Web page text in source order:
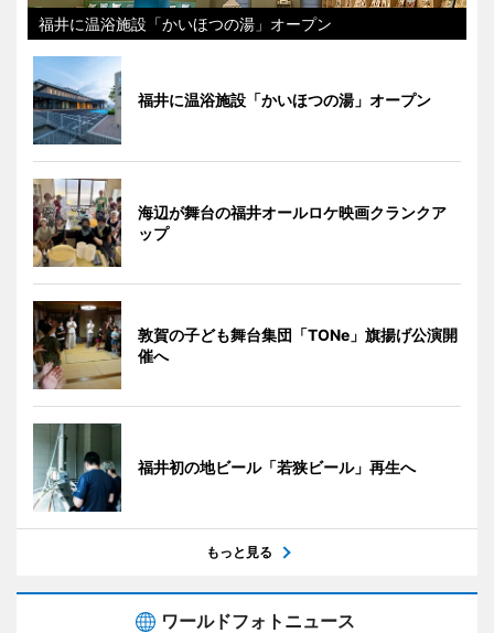
福井に温浴施設「かいほつの湯」オープン
福井に温浴施設「かいほつの湯」オープン
海辺が舞台の福井オールロケ映画クランクア
ップ
敦賀の子ども舞台集団「TONe」旗揚げ公演開
催へ
福井初の地ビール「若狭ビール」再生へ
もっと見る
ワールドフォトニュース